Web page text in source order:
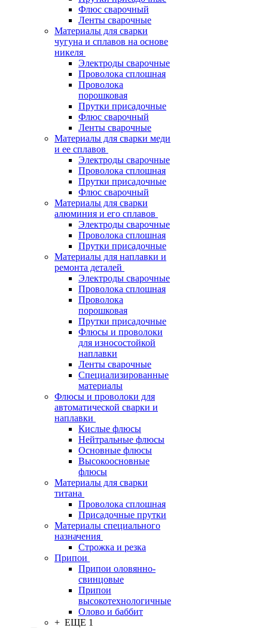
Флюс сварочный
Ленты сварочные
Материалы для сварки
чугуна и сплавов на основе
никеля
Электроды сварочные
Проволока сплошная
Проволока
порошковая
Прутки присадочные
Флюс сварочный
Ленты сварочные
Материалы для сварки меди
и ее сплавов
Электроды сварочные
Проволока сплошная
Прутки присадочные
Флюс сварочный
Материалы для сварки
алюминия и его сплавов
Электроды сварочные
Проволока сплошная
Прутки присадочные
Материалы для наплавки и
ремонта деталей
Электроды сварочные
Проволока сплошная
Проволока
порошковая
Прутки присадочные
Флюсы и проволоки
для износостойкой
наплавки
Ленты сварочные
Специализированные
материалы
Флюсы и проволоки для
автоматической сварки и
наплавки
Кислые флюсы
Нейтральные флюсы
Основные флюсы
Высокоосновные
флюсы
Материалы для сварки
титана
Проволока сплошная
Присадочные прутки
Материалы специального
назначения
Строжка и резка
Припои
Припои оловянно-
свинцовые
Припои
высокотехнологичные
Олово и баббит
+ ЕЩЕ 1